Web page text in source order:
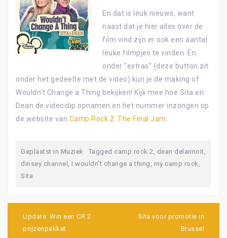
En dat is leuk nieuws, want
naast dat je hier alles over de
film vind zijn er ook een aantal
leuke filmpjes te vinden. En
onder "extras" (deze button zit
onder het gedeelte met de video) kun je de making of
Wouldn't Change a Thing bekijken! Kijk mee hoe Sita en
Dean de videoclip opnamen en het nummer inzongen op
de website van Camp Rock 2: The Final Jam
Geplaatst in Muziek Tagged camp rock 2, dean delannoit,
dinsey channel , I wouldn't change a thing , my camp rock ,
Sita
navigatie
Update: Win een CR 2
prijzenpakket
Sita voor promotie in
Brussel